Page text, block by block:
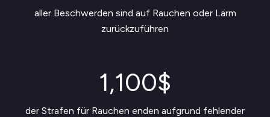
aller Beschwerden sind auf Rauchen oder Lärm
zurückzuführen
1,100$
der Strafen für Rauchen enden aufgrund fehlender